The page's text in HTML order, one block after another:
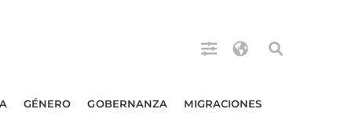
GÉNERO GOBERNANZA MIGRACIONES